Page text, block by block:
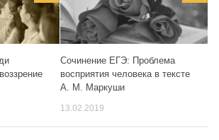
Сочинение ЕГЭ: Проблема
восприятия человека в тексте
А. М. Маркуши
13.02.2019